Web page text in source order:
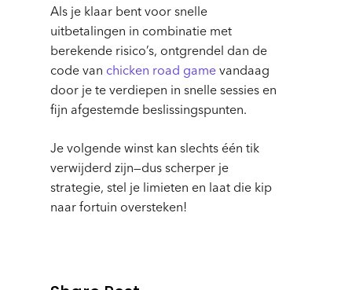
Als je klaar bent voor snelle
uitbetalingen in combinatie met
berekende risico’s, ontgrendel dan de
code van chicken road game vandaag
door je te verdiepen in snelle sessies en
fijn afgestemde beslissingspunten.
Je volgende winst kan slechts één tik
verwijderd zijn—dus scherper je
strategie, stel je limieten en laat die kip
naar fortuin oversteken!